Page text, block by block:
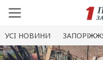
УСI НОВИНИ